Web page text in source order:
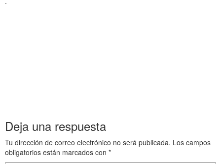
Deja una respuesta
Tu dirección de correo electrónico no será publicada. Los campos
obligatorios están marcados con *